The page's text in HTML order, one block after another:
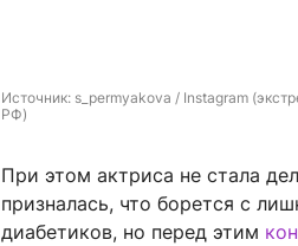
Источник: s_permyakova / Instagram
РФ)
При этом актриса не стала
призналась, что борется с
диабетиков, но перед этим